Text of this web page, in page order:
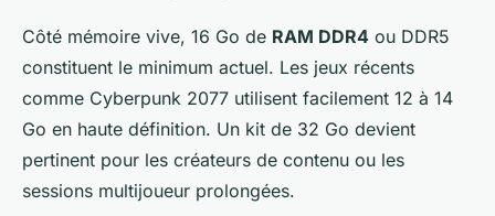
Côté mémoire vive, 16 Go de RAM DDR4 ou DDR5
constituent le minimum actuel. Les jeux récents
comme Cyberpunk 2077 utilisent facilement 12 à 14
Go en haute définition. Un kit de 32 Go devient
pertinent pour les créateurs de contenu ou les
sessions multijoueur prolongées.